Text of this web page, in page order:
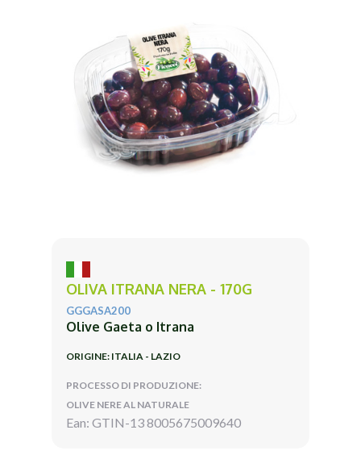
OLIVA ITRANA NERA - 170G
GGGASA200
Olive Gaeta o Itrana
ORIGINE: ITALIA - LAZIO
PROCESSO DI PRODUZIONE:
OLIVE NERE AL NATURALE
Ean: GTIN-13 8005675009640